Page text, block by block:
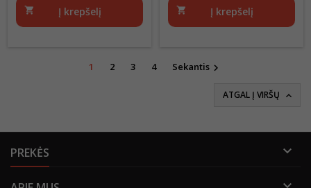
shopping_cart Į krepšelį shopping_cart Į krepšelį
1 2 3 4 Sekantis 
ATGAL Į VIRŠŲ 
PREKĖS 